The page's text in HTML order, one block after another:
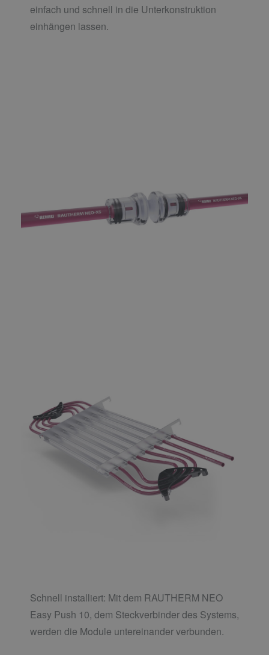
einfach und schnell in die Unterkonstruktion
einhängen lassen.
Schnell installiert: Mit dem RAUTHERM NEO
Easy Push 10, dem Steckverbinder des Systems,
werden die Module untereinander verbunden.